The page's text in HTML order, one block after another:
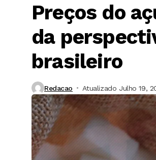
Preços do
da
brasileiro
Redacao Atualizado Julho 19,